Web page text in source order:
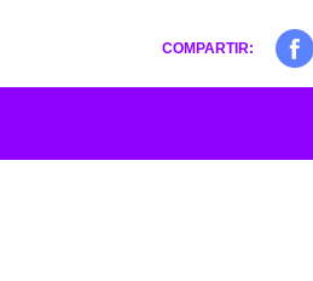
COMPARTIR: